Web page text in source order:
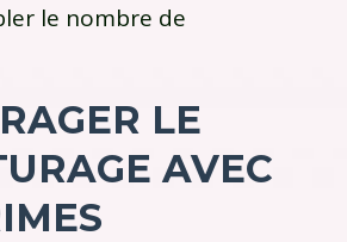
le nombre de
LE
AVEC